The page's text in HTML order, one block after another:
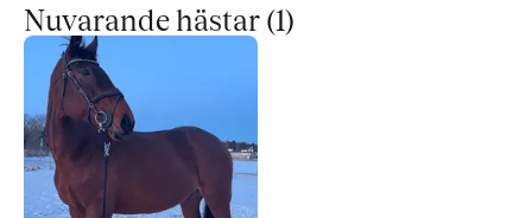
Nuvarande hästar (1)